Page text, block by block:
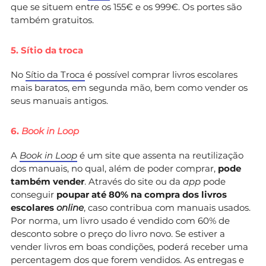
que se situem entre os 155€ e os 999€. Os portes são
também gratuitos.
5. Sítio da troca
No Sítio da Troca é possível comprar livros escolares
mais baratos, em segunda mão, bem como vender os
seus manuais antigos.
6. Book in Loop
A Book in Loop é um site que assenta na reutilização
dos manuais, no qual, além de poder comprar, pode
também vender. Através do site ou da app pode
conseguir poupar até 80% na compra dos livros
escolares online, caso contribua com manuais usados.
Por norma, um livro usado é vendido com 60% de
desconto sobre o preço do livro novo. Se estiver a
vender livros em boas condições, poderá receber uma
percentagem dos que forem vendidos. As entregas e